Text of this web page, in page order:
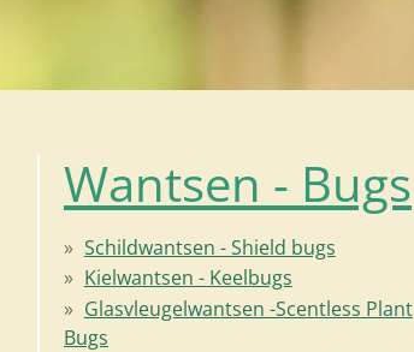
Wantsen - Bugs
Schildwantsen - Shield bugs
Kielwantsen - Keelbugs
Glasvleugelwantsen -Scentless Plant
Bugs